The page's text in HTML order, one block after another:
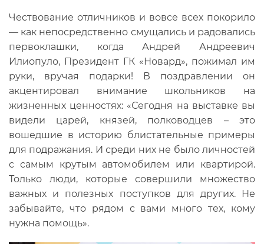
Чествование отличников и вовсе всех покорило
— как непосредственно смущались и радовались
первоклашки, когда Андрей Андреевич
Илиопуло, Президент ГК «Новард», пожимал им
руки, вручая подарки! В поздравлении он
акцентировал внимание школьников на
жизненных ценностях: «Сегодня на выставке вы
видели царей, князей, полководцев – это
вошедшие в историю блистательные примеры
для подражания. И среди них не было личностей
с самым крутым автомобилем или квартирой.
Только люди, которые совершили множество
важных и полезных поступков для других. Не
забывайте, что рядом с вами много тех, кому
нужна помощь».